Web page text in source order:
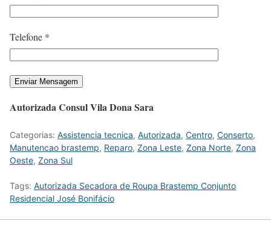
Telefone *
Autorizada Consul Vila Dona Sara
Categorias: Assistencia tecnica, Autorizada, Centro, Conserto,
Manutencao brastemp, Reparo, Zona Leste, Zona Norte, Zona
Oeste, Zona Sul
Tags: Autorizada Secadora de Roupa Brastemp Conjunto
Residencial José Bonifácio